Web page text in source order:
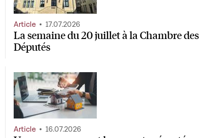
La semaine du 20 juillet à la Chambre des
Députés
Article 17.07.2026
Article 16.07.2026